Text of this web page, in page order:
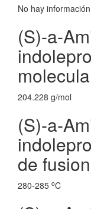
No hay
(S)-a-
204.228 g/mol
(S)-a-
de fusion
280-285 oC